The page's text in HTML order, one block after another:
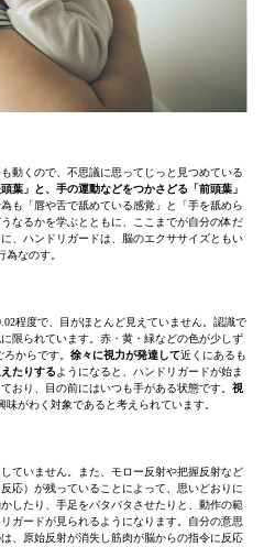
動くので、不思議に思ってじっと見つめている
葉」と、手の運動などをつかさどる「前頭葉」
も「唇や舌で舐めている感覚」と「手を舐めら
なるかを学ぶとともに、ここまでが自分の体だ
、ハンドリガードは、脳のエクササイズともい
為なのす。
程度で、目がほとんど見えていません。認識で
限られています。赤・黄・緑などの色が少しず
からです。 徐々に視力が発達して近くにあるも
たりする ようになると、ハンドリガードが始ま
おり、目の前にはいつも手がある状態です。 視
味がわく対象であると考えられています。
ていません。また、モロー反射や把握反射など
応）が残っていることによって、思いどおりに
したり、手足をバタバタさせたりと、動作の範
ガードが見られるようになります。自分の意思
、原始反射が消失し筋肉が脳からの指令に反応